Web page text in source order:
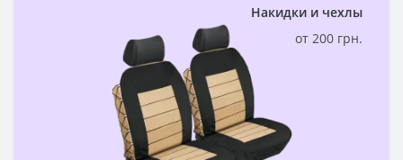
Накидки и чехлы
от 200 грн.